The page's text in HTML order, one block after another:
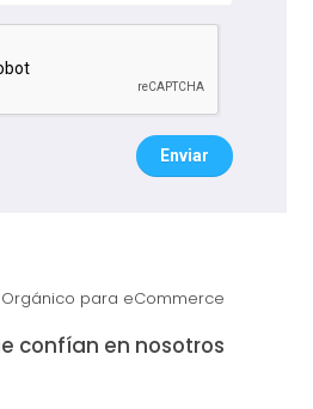
Enviar
para eCommerce
confían en nosotros